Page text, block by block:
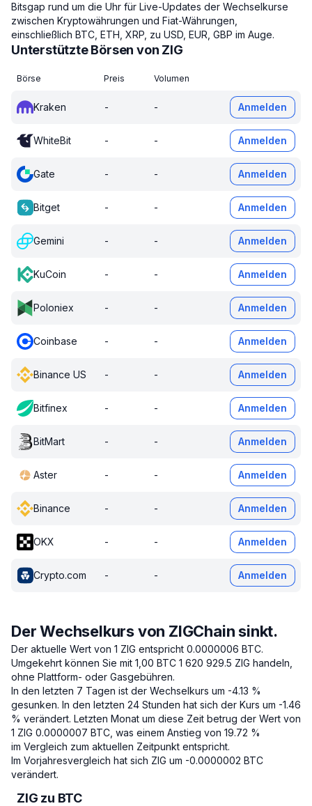
Bitsgap rund um die Uhr für Live-Updates der Wechselkurse
zwischen Kryptowährungen und Fiat-Währungen,
einschließlich BTC, ETH, XRP, zu USD, EUR, GBP im Auge.
Unterstützte Börsen von ZIG
Börse Preis Volumen
Kraken - - Anmelden
WhiteBit - - Anmelden
Gate - - Anmelden
Bitget - - Anmelden
Gemini - - Anmelden
KuCoin - - Anmelden
Poloniex - - Anmelden
Coinbase - - Anmelden
Binance US - - Anmelden
Bitfinex - - Anmelden
BitMart - - Anmelden
Aster - - Anmelden
Binance - - Anmelden
OKX - - Anmelden
Crypto.com - - Anmelden
Der Wechselkurs von ZIGChain sinkt.
Der aktuelle Wert von 1 ZIG entspricht 0.0000006 BTC.
Umgekehrt können Sie mit 1,00 BTC 1 620 929.5 ZIG handeln,
ohne Plattform- oder Gasgebühren.
In den letzten 7 Tagen ist der Wechselkurs um -4.13 %
gesunken. In den letzten 24 Stunden hat sich der Kurs um -1.46
% verändert. Letzten Monat um diese Zeit betrug der Wert von
1 ZIG 0.0000007 BTC, was einem Anstieg von 19.72 %
im Vergleich zum aktuellen Zeitpunkt entspricht.
Im Vorjahresvergleich hat sich ZIG um -0.0000002 BTC
verändert.
ZIG zu BTC